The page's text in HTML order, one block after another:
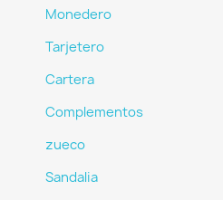
Monedero
Tarjetero
Cartera
Complementos
zueco
Sandalia